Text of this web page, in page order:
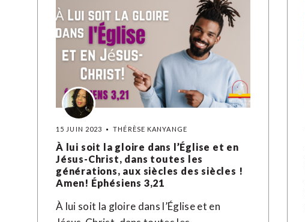
15 JUIN 2023 THÉRÈSE KANYANGE
À lui soit la gloire dans l’Église et en
Jésus-Christ, dans toutes les
générations, aux siècles des siècles !
Amen! Éphésiens 3,21
À lui soit la gloire dans l’Église et en